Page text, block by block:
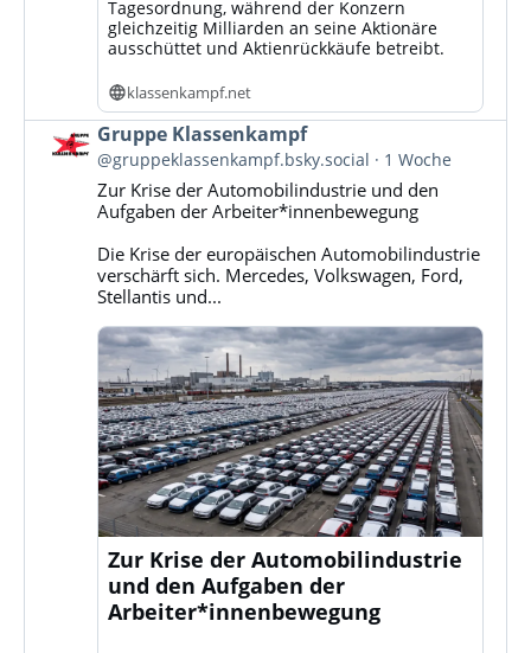
Tagesordnung, während der Konzern
gleichzeitig Milliarden an seine Aktionäre
ausschüttet und Aktienrückkäufe betreibt.
klassenkampf.net
Beitrag
von
Gruppe
Klassenkampf
Bluesky
ansehen
Gruppe Klassenkampf
@gruppeklassenkampf.bsky.social 1 Woche
Zur Krise der Automobilindustrie und den
Aufgaben der Arbeiter*innenbewegung
Die Krise der europäischen Automobilindustrie
verschärft sich. Mercedes, Volkswagen, Ford,
Stellantis und...
Zur Krise der Automobilindustrie
und den Aufgaben der
Arbeiter*innenbewegung